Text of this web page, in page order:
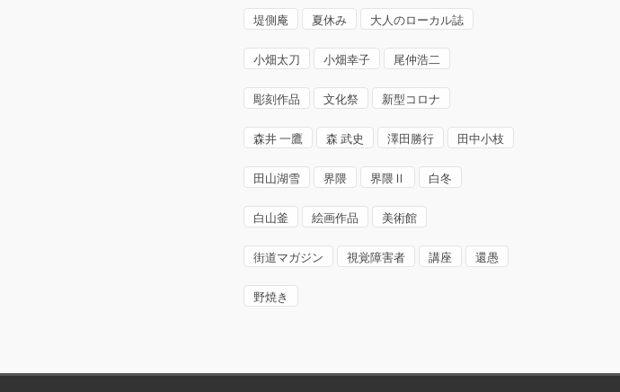
堤側庵 夏休み 大人のローカル誌
小畑太刀 小畑幸子 尾仲浩二
彫刻作品 文化祭 新型コロナ
森井 一鷹 森 武史 澤田勝行 田中小枝
田山湖雪 界隈 界隈Ⅱ 白冬
白山釜 絵画作品 美術館
街道マガジン 視覚障害者 講座 還愚
野焼き